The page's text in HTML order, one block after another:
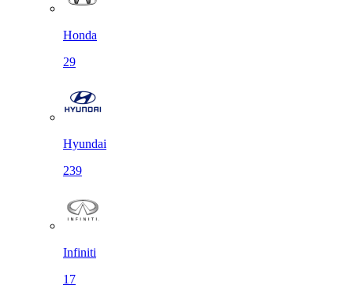
Honda
29
Hyundai
239
Infiniti
17